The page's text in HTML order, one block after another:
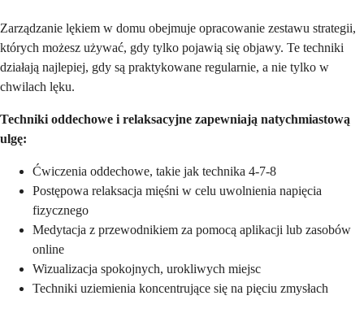
Zarządzanie lękiem w domu obejmuje opracowanie zestawu strategii,
których możesz używać, gdy tylko pojawią się objawy. Te techniki
działają najlepiej, gdy są praktykowane regularnie, a nie tylko w
chwilach lęku.
Techniki oddechowe i relaksacyjne zapewniają natychmiastową
ulgę:
Ćwiczenia oddechowe, takie jak technika 4-7-8
Postępowa relaksacja mięśni w celu uwolnienia napięcia
fizycznego
Medytacja z przewodnikiem za pomocą aplikacji lub zasobów
online
Wizualizacja spokojnych, urokliwych miejsc
Techniki uziemienia koncentrujące się na pięciu zmysłach